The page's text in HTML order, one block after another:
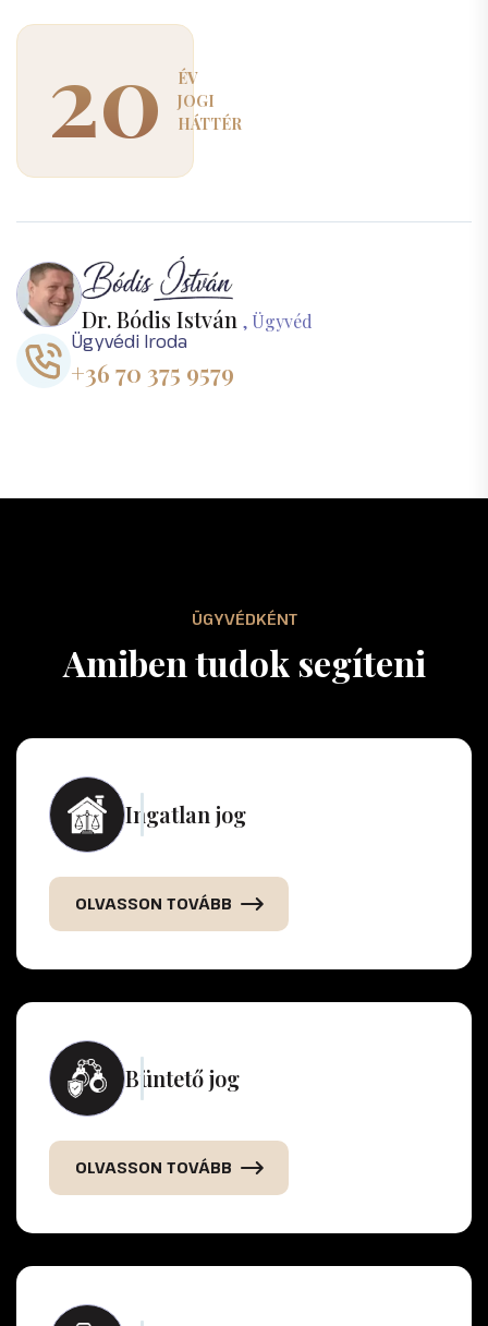
20
ÉV
JOGI
HÁTTÉR
Dr. Bódis István , Ügyvéd
Ügyvédi Iroda
+36 70 375 9579
ÜGYVÉDKÉNT
Amibentudok segíteni
Ingatlan jog
OLVASSON TOVÁBB
Büntető jog
OLVASSON TOVÁBB